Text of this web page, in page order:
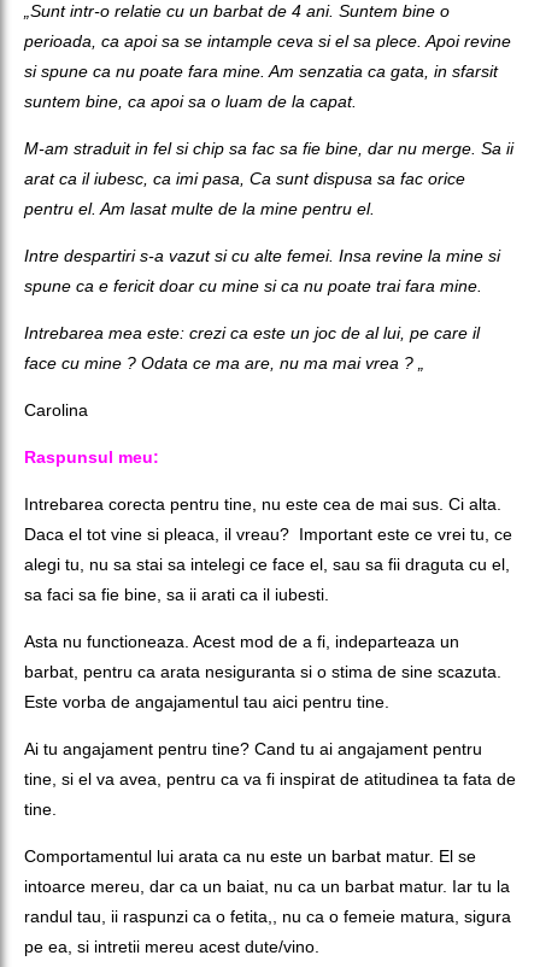
„Sunt intr-o relatie cu un barbat de 4 ani. Suntem bine o
perioada, ca apoi sa se intample ceva si el sa plece. Apoi revine
si spune ca nu poate fara mine. Am senzatia ca gata, in sfarsit
suntem bine, ca apoi sa o luam de la capat.
M-am straduit in fel si chip sa fac sa fie bine, dar nu merge. Sa ii
arat ca il iubesc, ca imi pasa, Ca sunt dispusa sa fac orice
pentru el. Am lasat multe de la mine pentru el.
Intre despartiri s-a vazut si cu alte femei. Insa revine la mine si
spune ca e fericit doar cu mine si ca nu poate trai fara mine.
Intrebarea mea este: crezi ca este un joc de al lui, pe care il
face cu mine ? Odata ce ma are, nu ma mai vrea ? „
Carolina
Raspunsul meu:
Intrebarea corecta pentru tine, nu este cea de mai sus. Ci alta.
Daca el tot vine si pleaca, il vreau? Important este ce vrei tu, ce
alegi tu, nu sa stai sa intelegi ce face el, sau sa fii draguta cu el,
sa faci sa fie bine, sa ii arati ca il iubesti.
Asta nu functioneaza. Acest mod de a fi, indeparteaza un
barbat, pentru ca arata nesiguranta si o stima de sine scazuta.
Este vorba de angajamentul tau aici pentru tine.
Ai tu angajament pentru tine? Cand tu ai angajament pentru
tine, si el va avea, pentru ca va fi inspirat de atitudinea ta fata de
tine.
Comportamentul lui arata ca nu este un barbat matur. El se
intoarce mereu, dar ca un baiat, nu ca un barbat matur. Iar tu la
randul tau, ii raspunzi ca o fetita,, nu ca o femeie matura, sigura
pe ea, si intretii mereu acest dute/vino.